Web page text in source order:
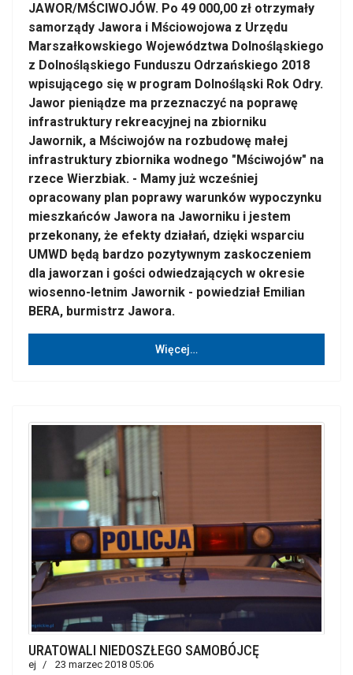
JAWOR/MŚCIWOJÓW. Po 49 000,00 zł otrzymały
samorządy Jawora i Mściowojowa z Urzędu
Marszałkowskiego Województwa Dolnośląskiego
z Dolnośląskiego Funduszu Odrzańskiego 2018
wpisującego się w program Dolnośląski Rok Odry.
Jawor pieniądze ma przeznaczyć na poprawę
infrastruktury rekreacyjnej na zbiorniku
Jawornik, a Mściwojów na rozbudowę małej
infrastruktury zbiornika wodnego "Mściwojów" na
rzece Wierzbiak. - Mamy już wcześniej
opracowany plan poprawy warunków wypoczynku
mieszkańców Jawora na Jaworniku i jestem
przekonany, że efekty działań, dzięki wsparciu
UMWD będą bardzo pozytywnym zaskoczeniem
dla jaworzan i gości odwiedzających w okresie
wiosenno-letnim Jawornik - powiedział Emilian
BERA, burmistrz Jawora.
Więcej…
URATOWALI NIEDOSZŁEGO SAMOBÓJCĘ
ej 23 marzec 2018 05:06